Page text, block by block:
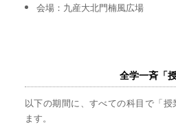
会場：九産大北門楠風広場
全学一斉「
以下の期間に、すべての科目で「
ます。